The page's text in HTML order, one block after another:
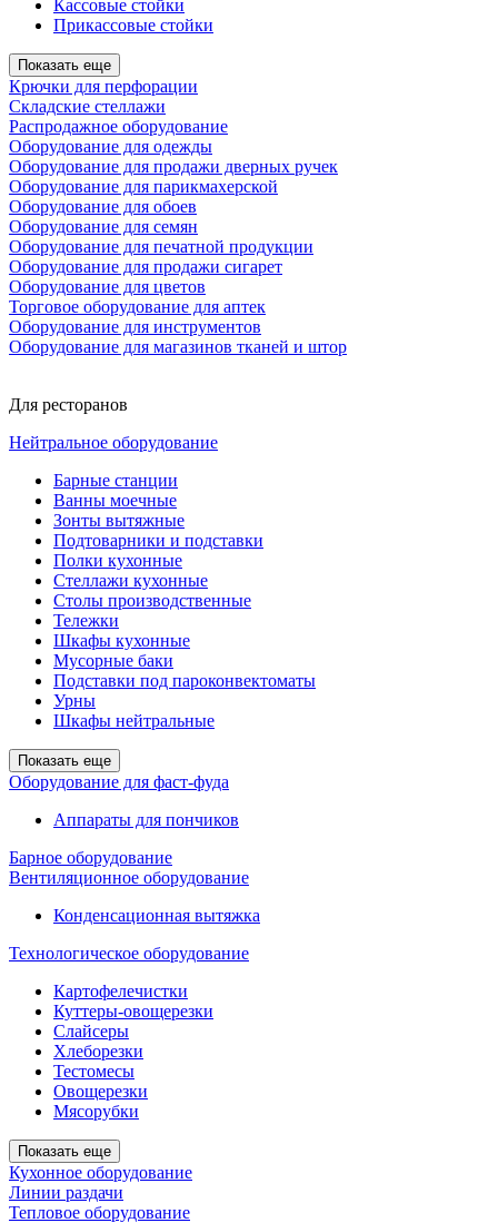
Кассовые стойки
Прикассовые стойки
Показать еще
Крючки для перфорации
Складские стеллажи
Распродажное оборудование
Оборудование для одежды
Оборудование для продажи дверных ручек
Оборудование для парикмахерской
Оборудование для обоев
Оборудование для семян
Оборудование для печатной продукции
Оборудование для продажи сигарет
Оборудование для цветов
Торговое оборудование для аптек
Оборудование для инструментов
Оборудование для магазинов тканей и штор
Для ресторанов
Нейтральное оборудование
Барные станции
Ванны моечные
Зонты вытяжные
Подтоварники и подставки
Полки кухонные
Стеллажи кухонные
Столы производственные
Тележки
Шкафы кухонные
Мусорные баки
Подставки под пароконвектоматы
Урны
Шкафы нейтральные
Показать еще
Оборудование для фаст-фуда
Аппараты для пончиков
Барное оборудование
Вентиляционное оборудование
Конденсационная вытяжка
Технологическое оборудование
Картофелечистки
Куттеры-овощерезки
Слайсеры
Хлеборезки
Тестомесы
Овощерезки
Мясорубки
Показать еще
Кухонное оборудование
Линии раздачи
Тепловое оборудование